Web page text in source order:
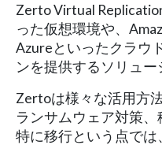
Zerto Virtual
った仮想環境や、
Azureといったクラウ
ンを提供するソリュー
Zertoは様々な活用方
ランサムウェア対策、
特に移行という点で